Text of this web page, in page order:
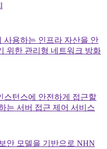
사용하는 인프라 자산을 안
위한 관리형 네트워크 방화
스턴스에 안전하게 접근할
는 서버 접근 제어 서비스
안 모델을 기반으로 NHN